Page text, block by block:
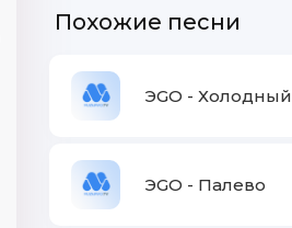
Похожие песни
ЭGO -
ЭGO - Палево